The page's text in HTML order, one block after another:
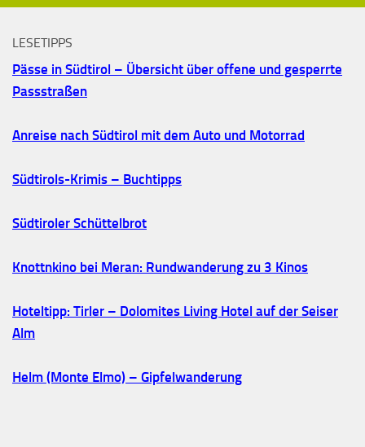
LESETIPPS
Pässe in Südtirol – Übersicht über offene und gesperrte
Passstraßen
Anreise nach Südtirol mit dem Auto und Motorrad
Südtirols-Krimis – Buchtipps
Südtiroler Schüttelbrot
Knottnkino bei Meran: Rundwanderung zu 3 Kinos
Hoteltipp: Tirler – Dolomites Living Hotel auf der Seiser
Alm
Helm (Monte Elmo) – Gipfelwanderung